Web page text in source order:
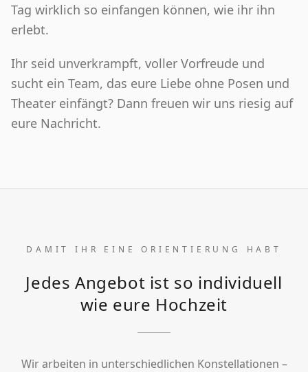
Tag wirklich so einfangen können, wie ihr ihn
erlebt.
Ihr seid unverkrampft, voller Vorfreude und
sucht ein Team, das eure Liebe ohne Posen und
Theater einfängt? Dann freuen wir uns riesig auf
eure Nachricht.
DAMIT IHR EINE ORIENTIERUNG HABT
Jedes Angebot ist so individuell
wie eure Hochzeit
Wir arbeiten in unterschiedlichen Konstellationen –